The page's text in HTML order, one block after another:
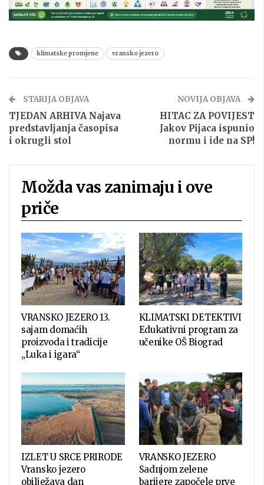
klimatske promjene vransko jezero
STARIJA OBJAVA
TJEDAN ARHIVA Najava
predstavljanja časopisa
i okrugli stol
NOVIJA OBJAVA
HITAC ZA POVIJEST
Jakov Pijaca ispunio
normu i ide na SP!
Možda vas zanimaju i ove
priče
VRANSKO JEZERO 13.
sajam domaćih
proizvoda i tradicije
„Luka i igara“
KLIMATSKI DETEKTIVI
Edukativni program za
učenike OŠ Biograd
IZLET U SRCE PRIRODE
Vransko jezero
obilježava dan
VRANSKO JEZERO
Sadnjom zelene
barijere započele prve